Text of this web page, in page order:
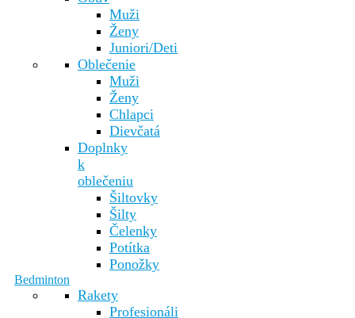
Muži
Ženy
Juniori/Deti
Oblečenie
Muži
Ženy
Chlapci
Dievčatá
Doplnky
k
oblečeniu
Šiltovky
Šilty
Čelenky
Potítka
Ponožky
Bedminton
Rakety
Profesionáli